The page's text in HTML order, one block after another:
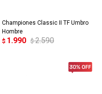
Championes Classic II TF Umbro
Hombre
$ 1.990 $ 2.590